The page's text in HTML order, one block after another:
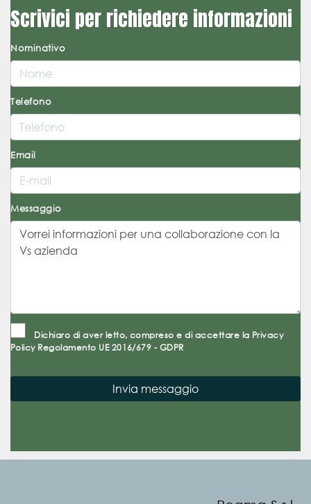
Scrivici per richiedere informazioni
Nominativo
Telefono
Email
Messaggio
Dichiaro di aver letto, compreso e di accettare la Privacy
PolicyRegolamento UE 2016/679 - GDPR
Invia messaggio